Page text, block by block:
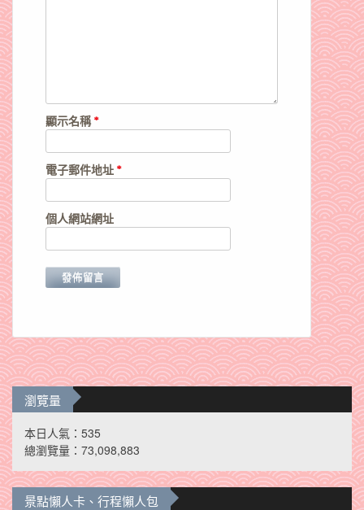
顯示名稱*
電子郵件地址 *
個人網站網址
瀏覽量
本日人氣：535
總瀏覽量：73,098,883
景點懶人卡、行程懶人包